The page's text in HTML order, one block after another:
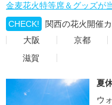
金麦花火特等席＆グッズが
CHECK!
関西の花火開催
大阪
京都
滋賀
夏
ウ